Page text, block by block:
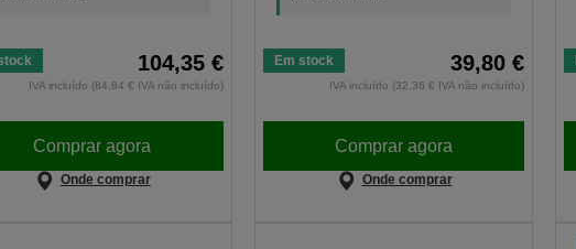
104,35 €
IVA incluído (84,84 € IVA não incluído)
Comprar agora
Onde comprar
Em stock 39,80 €
IVA incluído (32,36 € IVA não incluído)
Comprar agora
Onde comprar